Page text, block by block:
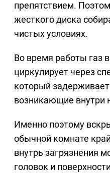
препятствием.
жесткого диска
чистых условиях.
Во время работы газ
циркулирует через
который
возникающие внутри
Именно поэтому
обычной комнате
внутрь загрязнения
головок и